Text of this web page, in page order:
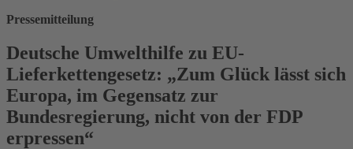
Pressemitteilung
Deutsche Umwelthilfe zu EU-
Lieferkettengesetz: „Zum Glück lässt sich
Europa, im Gegensatz zur
Bundesregierung, nicht von der FDP
erpressen“